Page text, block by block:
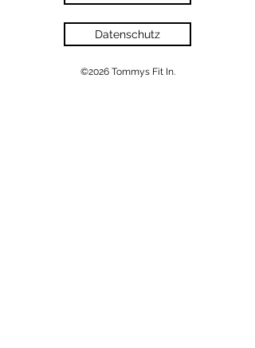
Datenschutz
©2026 Tommys Fit In.